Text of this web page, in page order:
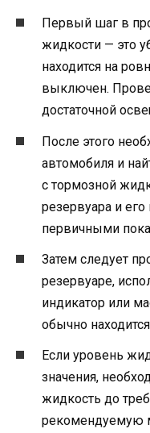
Первый шаг в
жидкости — это
находится на
выключен.
достаточной
После этого
автомобиля и
с тормозной
резервуара и
первичными
Затем следует
резервуаре,
индикатор или
обычно
Если уровень
значения,
жидкость до
рекомендуемую